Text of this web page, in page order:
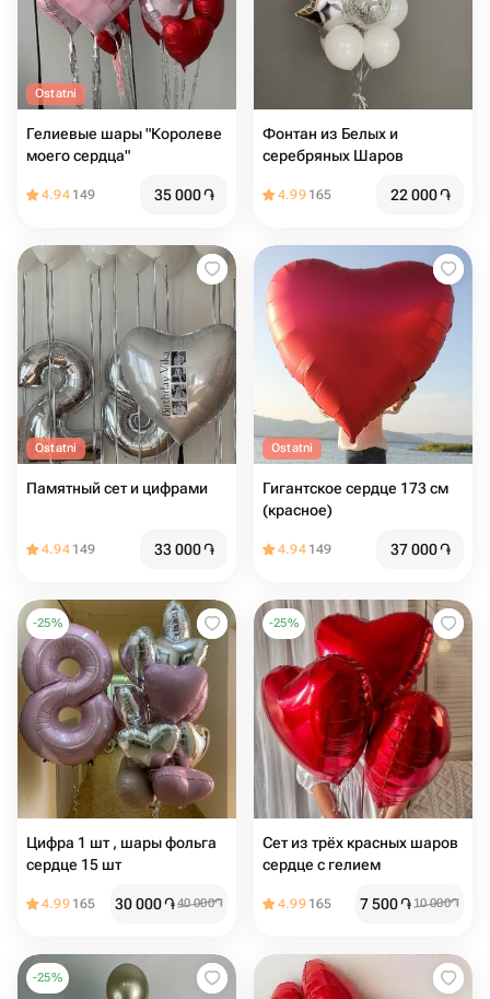
Ostatni
Гелиевые шары "Королеве
моего сердца"
4.94 149 35 000֏
Фонтан из Белых и
серебряных Шаров
4.99 165 22 000֏
Ostatni
Памятный сет и цифрами
4.94 149 33 000֏
Ostatni
Гигантское сердце 173 см
(красное)
4.94 149 37 000֏
-25%
Цифра 1 шт , шары фольга
сердце 15 шт
4.99 165 30 000֏40 000֏
-25%
Сет из трёх красных шаров
сердце с гелием
4.99 165 7 500֏10 000֏
-25%